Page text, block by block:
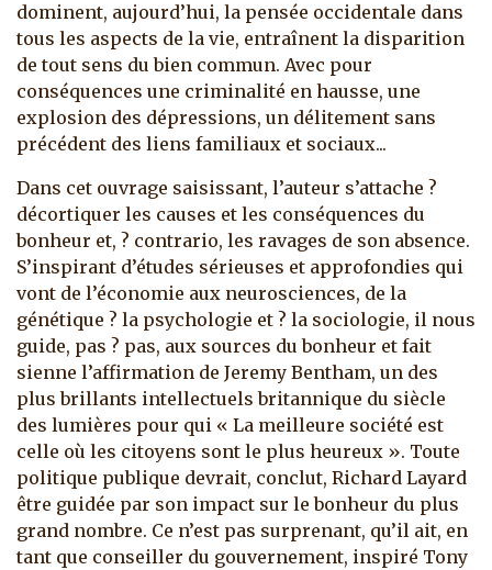
dominent, aujourd’hui, la pensée occidentale dans
tous les aspects de la vie, entraînent la disparition
de tout sens du bien commun. Avec pour
conséquences une criminalité en hausse, une
explosion des dépressions, un délitement sans
précédent des liens familiaux et sociaux...
Dans cet ouvrage saisissant, l’auteur s’attache ?
décortiquer les causes et les conséquences du
bonheur et, ? contrario, les ravages de son absence.
S’inspirant d’études sérieuses et approfondies qui
vont de l’économie aux neurosciences, de la
génétique ? la psychologie et ? la sociologie, il nous
guide, pas ? pas, aux sources du bonheur et fait
sienne l’affirmation de Jeremy Bentham, un des
plus brillants intellectuels britannique du siècle
des lumières pour qui « La meilleure société est
celle où les citoyens sont le plus heureux ». Toute
politique publique devrait, conclut, Richard Layard
être guidée par son impact sur le bonheur du plus
grand nombre. Ce n’est pas surprenant, qu’il ait, en
tant que conseiller du gouvernement, inspiré Tony